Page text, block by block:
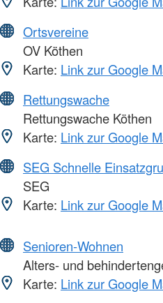
Ortsvereine
OV Köthen
Karte: Link zur Google
Rettungswache
Rettungswache Köthen
Karte: Link zur Google
SEG Schnelle
SEG
Karte: Link zur Google
Senioren-Wohnen
Alters- und
Karte: Link zur Google